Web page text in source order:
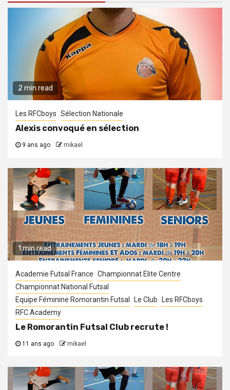
2 min read
Les RFCboys Sélection Nationale
Alexis convoqué en sélection
9 ans ago mikael
1 min read
Academie Futsal France Championnat Elite Centre
Championnat National Futsal
Equipe Féminine Romorantin Futsal
Le Club
Les RFCboys
RFC Academy
Le Romorantin Futsal Club recrute !
11 ans ago mikael